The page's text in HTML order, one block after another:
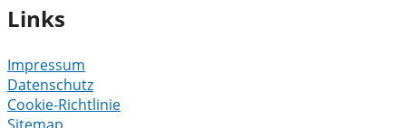
Links
Impressum
Datenschutz
Cookie-Richtlinie
Sitemap